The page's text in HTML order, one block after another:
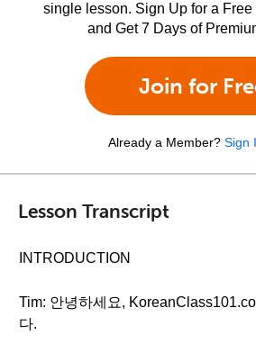
single lesson. Sign Up for a
and Get 7 Days of
Join for
Already a Member? Sign
Lesson Transcript
INTRODUCTION
Tim: 안녕하세요,
다.